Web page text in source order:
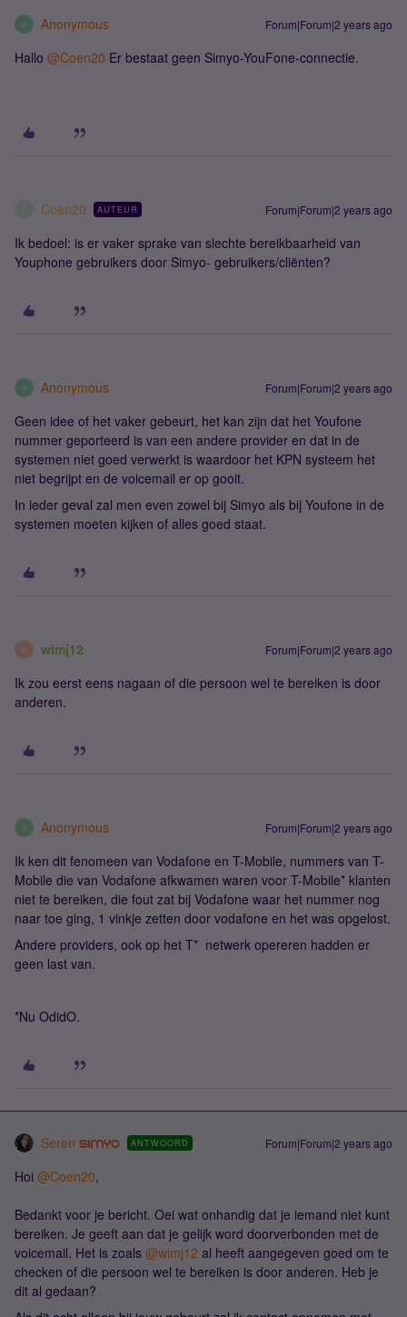
A Anonymous Forum|Forum|2 years ago
Hallo @Coen20 Er bestaat geen Simyo-YouFone-connectie.
Coen20 AUTEUR Forum|Forum|2 years ago
Ik bedoel: is er vaker sprake van slechte bereikbaarheid van
Youphone gebruikers door Simyo- gebruikers/cliënten?
A Anonymous Forum|Forum|2 years ago
Geen idee of het vaker gebeurt, het kan zijn dat het Youfone
nummer geporteerd is van een andere provider en dat in de
systemen niet goed verwerkt is waardoor het KPN systeem het
niet begrijpt en de voicemail er op gooit.
In ieder geval zal men even zowel bij Simyo als bij Youfone in de
systemen moeten kijken of alles goed staat.
W wimj12 Forum|Forum|2 years ago
Ik zou eerst eens nagaan of die persoon wel te bereiken is door
anderen.
A Anonymous Forum|Forum|2 years ago
Ik ken dit fenomeen van Vodafone en T-Mobile, nummers van T-
Mobile die van Vodafone afkwamen waren voor T-Mobile* klanten
niet te bereiken, die fout zat bij Vodafone waar het nummer nog
naar toe ging, 1 vinkje zetten door vodafone en het was opgelost.
Andere providers, ook op het T* netwerk opereren hadden er
geen last van.
*Nu OdidO.
Seren ANTWOORD Forum|Forum|2 years ago
Hoi @Coen20,
Bedankt voor je bericht. Oei wat onhandig dat je iemand niet kunt
bereiken. Je geeft aan dat je gelijk word doorverbonden met de
voicemail. Het is zoals @wimj12 al heeft aangegeven goed om te
checken of die persoon wel te bereiken is door anderen. Heb je
dit al gedaan?